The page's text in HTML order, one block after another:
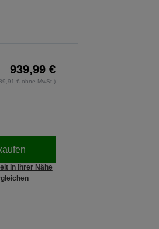
939,99 €
€ ohne MwSt.)
in Ihrer Nähe